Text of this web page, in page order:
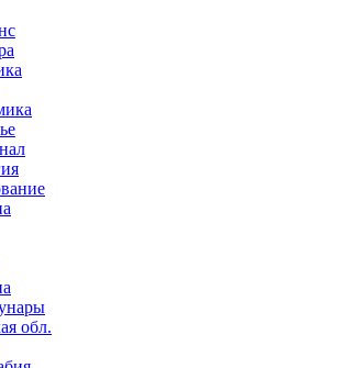
обл.